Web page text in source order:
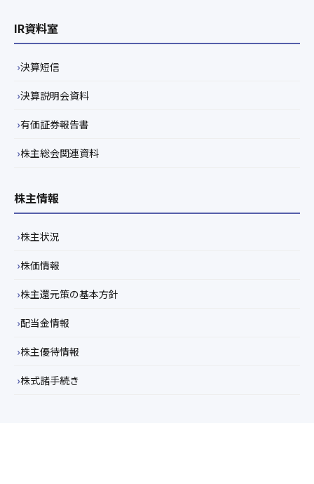
IR資料室
決算短信
決算説明会資料
有価証券報告書
株主総会関連資料
株主情報
株主状況
株価情報
株主還元策の基本方針
配当金情報
株主優待情報
株式諸手続き